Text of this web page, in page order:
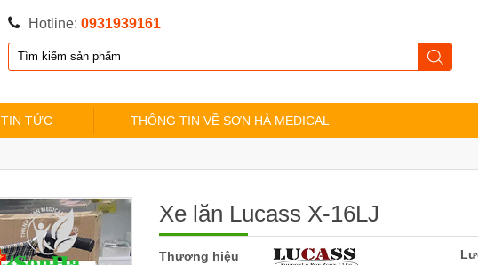
Hotline: 0931939161
TIN TỨC THÔNG TIN VỀ SƠN HÀ MEDICAL
Xe lăn Lucass X-16LJ
Thương hiệu